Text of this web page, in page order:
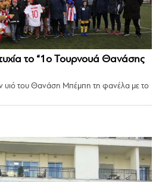
το “1ο Τουρνουά Θανάσης
υιό του Θανάση Μπέμπη τη φανέλα με το